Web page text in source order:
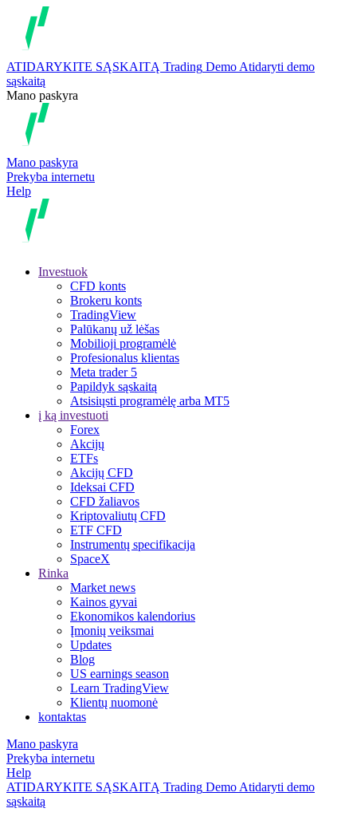
ATIDARYKITE SĄSKAITĄ Trading Demo Atidaryti demo
sąskaitą
Mano paskyra
Mano paskyra
Prekyba internetu
Help
Investuok
CFD konts
Brokeru konts
TradingView
Palūkanų už lėšas
Mobilioji programėlė
Profesionalus klientas
Meta trader 5
Papildyk sąskaitą
Atsisiųsti programėlę arba MT5
į ką investuoti
Forex
Akcijų
ETFs
Akcijų CFD
Ideksai CFD
CFD žaliavos
Kriptovaliutų CFD
ETF CFD
Instrumentų specifikacija
SpaceX
Rinka
Market news
Kainos gyvai
Ekonomikos kalendorius
Įmonių veiksmai
Updates
Blog
US earnings season
Learn TradingView
Klientų nuomonė
kontaktas
Mano paskyra
Prekyba internetu
Help
ATIDARYKITE SĄSKAITĄ Trading Demo Atidaryti demo
sąskaitą